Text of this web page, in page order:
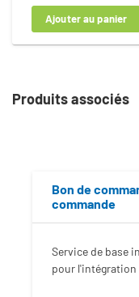
Produits associés
Bon de
commande
Service de base
pour l'intégration